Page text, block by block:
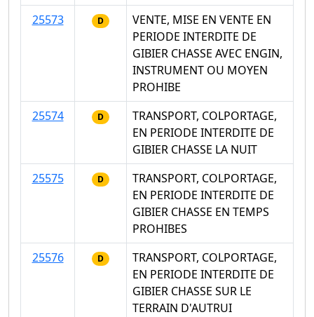
25573
D
VENTE, MISE EN VENTE EN
PERIODE INTERDITE DE
GIBIER CHASSE AVEC ENGIN,
INSTRUMENT OU MOYEN
PROHIBE
25574
D
TRANSPORT, COLPORTAGE,
EN PERIODE INTERDITE DE
GIBIER CHASSE LA NUIT
25575
D
TRANSPORT, COLPORTAGE,
EN PERIODE INTERDITE DE
GIBIER CHASSE EN TEMPS
PROHIBES
25576
D
TRANSPORT, COLPORTAGE,
EN PERIODE INTERDITE DE
GIBIER CHASSE SUR LE
TERRAIN D'AUTRUI